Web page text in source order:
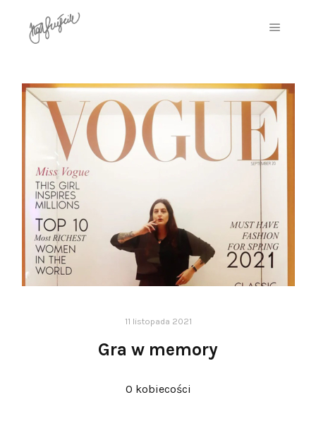
11 listopada 2021
Gra w memory
O kobiecości